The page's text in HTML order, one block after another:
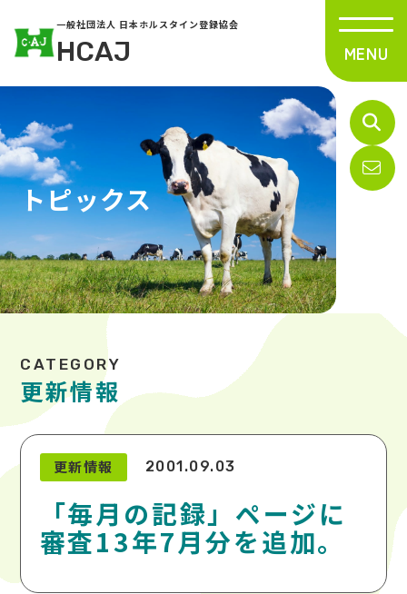
一般社団法人 日本ホルスタイン登録協会
HCAJ
トピックス
更新情報
更新情報 2001.09.03
「毎月の記録」ページに
審査13年7月分を追加。